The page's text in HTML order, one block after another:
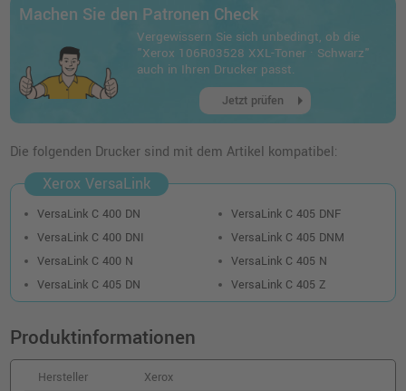
Kompatibles Toner 4er-Multipack ersetzt
Xerox 106R03500-03 · 4-farbig (CMYK)
o. MwSt.
375,99 €
zzgl. Versand
o. MwSt. 123,52 €
146,99 €
inkl. MwSt. zzgl. Versand
Kompatibler XXL-Toner ersetzt Xerox
106R03531 · Magenta
192,99 €
inkl. MwSt. zzgl. Versand
Machen Sie den Patronen Check
Vergewissern Sie sich unbedingt, ob die
"Xerox 106R03528 XXL-Toner · Schwarz"
auch in Ihren Drucker passt.
Jetzt prüfen arrow_right
Die folgenden Drucker sind mit dem Artikel kompatibel:
Xerox VersaLink
VersaLink C 400 DN
VersaLink C 400 DNI
VersaLink C 400 N
VersaLink C 405 DN
VersaLink C 405 DNF
VersaLink C 405 DNM
VersaLink C 405 N
VersaLink C 405 Z
Produktinformationen
Hersteller
Xerox